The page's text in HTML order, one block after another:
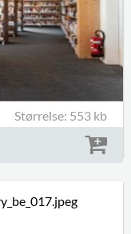
Størrelse: 553 kb